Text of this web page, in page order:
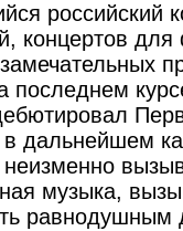
российский
концертов для
последнем
дальнейшем
музыка,
равнодушным